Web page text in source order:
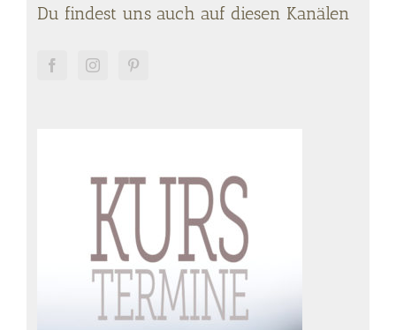
Du findest uns auch auf diesen Kanälen